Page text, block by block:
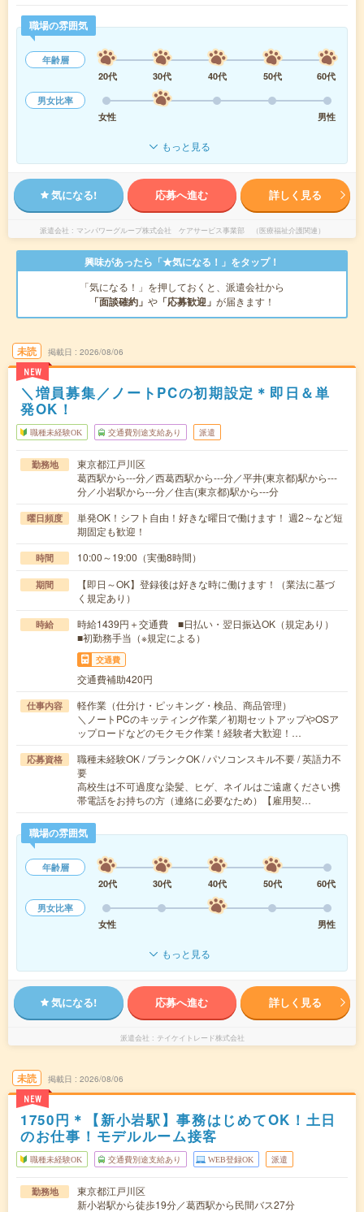
職場の雰囲気
年齢層
20代
30代 40代 50代
60代
男女比率
女性
男性
もっと見る
気になる! 応募へ進む 詳しく見る
派遣会社 マンパワーグループ株式会社 ケアサービス事業部 （医療福祉介護関連）
興味があったら「★気になる！」をタップ！
「気になる！」を押しておくと、派遣会社から
「面談確約」 や 「応募歓迎」 が届きます！
未読
NEW
掲載日 2026/08/06
＼増員募集／ノートPCの初期設定＊即日＆単
発OK！
職種未経験OK 交通費別途支給あり 派遣
勤務地
東京都江戸川区
葛西駅から---分／西葛西駅から---分／平井(東京都)駅から---
分／小岩駅から---分／住吉(東京都)駅から---分
曜日頻度
単発OK！シフト自由！好きな曜日で働けます！ 週2～など短
期固定も歓迎！
時間 10:00～19:00（実働8時間）
期間
【即日～OK】登録後は好きな時に働けます！（業法に基づ
く規定あり）
時給
時給1439円＋交通費 ■日払い・翌日振込OK（規定あり）
■初勤務手当（※規定による）
交通費
交通費補助420円
仕事内容
軽作業（仕分け・ピッキング・検品、商品管理）
＼ノートPCのキッティング作業／初期セットアップやOSア
ップロードなどのモクモク作業！経験者大歓迎！…
応募資格
職種未経験OK / ブランクOK / パソコンスキル不要 / 英語力不
要
高校生は不可過度な染髪、ヒゲ、ネイルはご遠慮ください携
帯電話をお持ちの方（連絡に必要なため）【雇用契…
職場の雰囲気
年齢層
20代
30代 40代 50代
60代
男女比率
女性
男性
もっと見る
気になる! 応募へ進む 詳しく見る
派遣会社 テイケイトレード株式会社
未読
NEW
掲載日 2026/08/06
1750円＊【新小岩駅】事務はじめてOK！土日
のお仕事！モデルルーム接客
職種未経験OK 交通費別途支給あり WEB登録OK 派遣
勤務地
東京都江戸川区
新小岩駅から徒歩19分／葛西駅から民間バス27分